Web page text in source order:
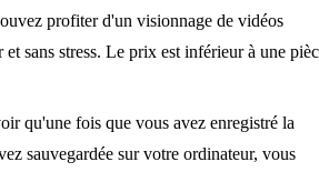
profiter d'un visionnage de vidéos
et sans stress. Le prix est inférieur à une
qu'une fois que vous avez enregistré la
sauvegardée sur votre ordinateur, vous